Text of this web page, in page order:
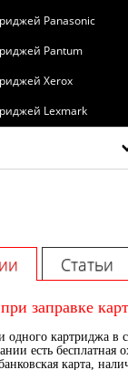
Panasonic
Pantum
Xerox
Lexmark
заправке
одного картриджа в
есть бесплатная
карта,
Статьи